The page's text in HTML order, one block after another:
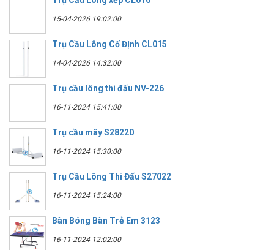
15-04-2026 19:02:00
Trụ Cầu Lông Cố ĐỊnh CL015
14-04-2026 14:32:00
Trụ cầu lông thi đấu NV-226
16-11-2024 15:41:00
Trụ cầu mây S28220
16-11-2024 15:30:00
Trụ Cầu Lông Thi Đấu S27022
16-11-2024 15:24:00
Bàn Bóng Bàn Trẻ Em 3123
16-11-2024 12:02:00